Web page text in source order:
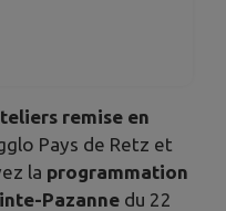
remise en
Pays de Retz et
la programmation
Pazanne du 22